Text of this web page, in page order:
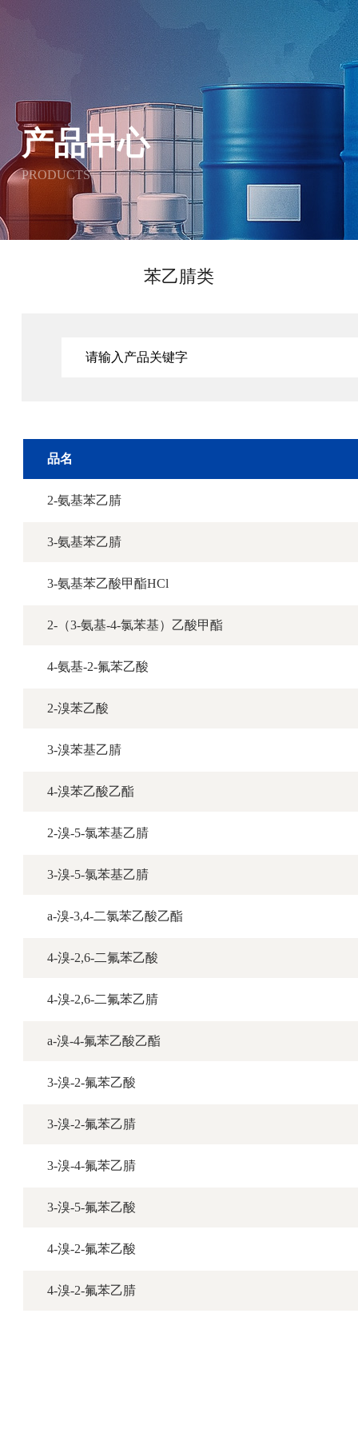
产品中心
PRODUCTS
苯乙腈类
品名
2-氨基苯乙腈
3-氨基苯乙腈
3-氨基苯乙酸甲酯HCl
2-（3-氨基-4-氯苯基）乙酸甲酯
4-氨基-2-氟苯乙酸
2-溴苯乙酸
3-溴苯基乙腈
4-溴苯乙酸乙酯
2-溴-5-氯苯基乙腈
3-溴-5-氯苯基乙腈
a-溴-3,4-二氯苯乙酸乙酯
4-溴-2,6-二氟苯乙酸
4-溴-2,6-二氟苯乙腈
a-溴-4-氟苯乙酸乙酯
3-溴-2-氟苯乙酸
3-溴-2-氟苯乙腈
3-溴-4-氟苯乙腈
3-溴-5-氟苯乙酸
4-溴-2-氟苯乙酸
4-溴-2-氟苯乙腈